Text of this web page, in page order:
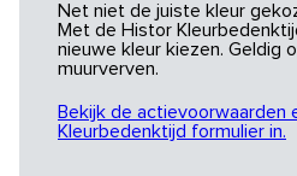
Net niet de juiste kleur
Met de Histor
nieuwe kleur kiezen. Geldig
muurverven.
Bekijk de actievoorwaarden
Kleurbedenktijd formulier in.